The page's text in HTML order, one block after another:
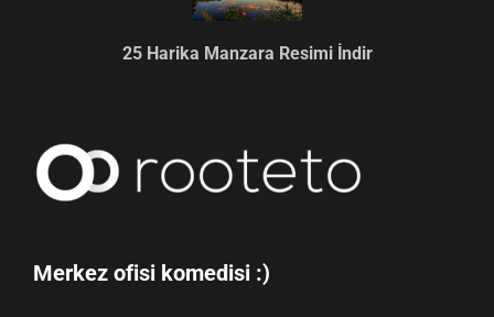
25 Harika Manzara Resimi İndir
Merkez ofisi komedisi :)